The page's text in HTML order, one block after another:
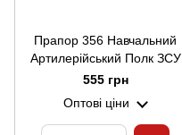
Прапор 356 Навчальний
Артилерійський Полк ЗСУ
555 грн
Оптові ціни